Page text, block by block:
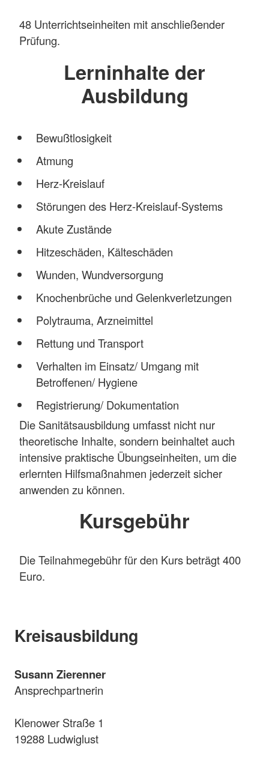
48 Unterrichtseinheiten mit anschließender
Prüfung.
Lerninhalte der
Ausbildung
Bewußtlosigkeit
Atmung
Herz-Kreislauf
Störungen des Herz-Kreislauf-Systems
Akute Zustände
Hitzeschäden, Kälteschäden
Wunden, Wundversorgung
Knochenbrüche und Gelenkverletzungen
Polytrauma, Arzneimittel
Rettung und Transport
Verhalten im Einsatz/ Umgang mit
Betroffenen/ Hygiene
Registrierung/ Dokumentation
Die Sanitätsausbildung umfasst nicht nur
theoretische Inhalte, sondern beinhaltet auch
intensive praktische Übungseinheiten, um die
erlernten Hilfsmaßnahmen jederzeit sicher
anwenden zu können.
Kursgebühr
Die Teilnahmegebühr für den Kurs beträgt 400
Euro.
Kreisausbildung
Susann Zierenner
Ansprechpartnerin
Klenower Straße 1
19288 Ludwiglust